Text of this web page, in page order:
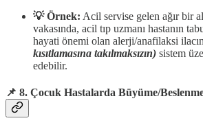
💡 Örnek: Acil servise gelen ağır bir
vakasında, acil tıp uzmanı hastanın
hayati önemi olan alerji/anafilaksi
kısıtlamasına takılmaksızın) sistem
edebilir.
📌 8. Çocuk Hastalarda Büyüme/